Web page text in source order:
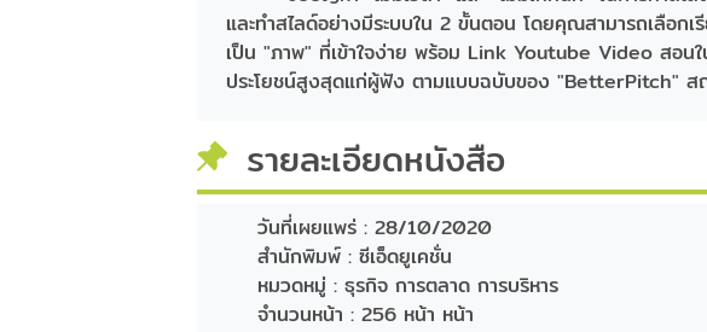
และทำสไลด์อย่างมีระบบใน 2 ขั้นตอน โดยคุณสามารถเลือก
เป็น "ภาพ" ที่เข้าใจง่าย พร้อม Link Youtube Video สอน
ประโยชน์สูงสุดแก่ผู้ฟัง ตามแบบฉบับของ "BetterPitch" สถ
รายละเอียดหนังสือ
วันที่เผยแพร่ :28/10/2020
สำนักพิมพ์ :ซีเอ็ดยูเคชั่น
หมวดหมู่ :ธุรกิจ การตลาด การบริหาร
จำนวนหน้า :256 หน้า หน้า